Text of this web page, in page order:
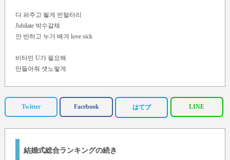
다 퍼주고 될게 빈털터리
Jubilate 박수갈채
안 반하고 누가 배겨 love sick
비타민 U가 필요해
만들어줘 샛노랗게
이름만 불러도 you can feel me
Twitter Facebook はてブ LINE
結婚式総合ランキングの続き